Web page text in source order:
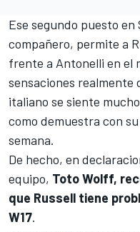
Ese segundo puesto en
compañero, permite a
frente a Antonelli en el
sensaciones realmente
italiano se siente
como demuestra con
semana.
De hecho, en
equipo, Toto Wolff,
que Russell tiene
W17.